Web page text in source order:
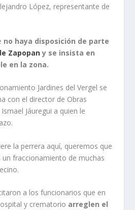
López, representante de
no haya disposición de parte
Zapopany se insista en
en la zona.
Jardines del Vergel se
con el director de Obras
Jáuregui a quien le
la perrera aquí, queremos que
fraccionamiento de muchas
a los funcionarios que en
y crematorio arreglen el